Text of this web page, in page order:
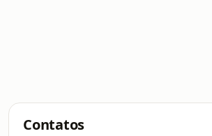
Contatos